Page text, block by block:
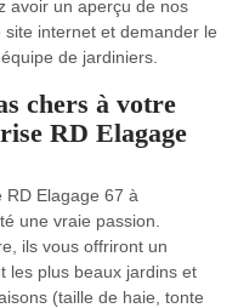
avoir un aperçu de nos
internet et demander le
de jardiniers.
chers à votre
RD Elagage
Elagage 67 à
une vraie passion.
ils vous offriront un
les plus beaux jardins et
(taille de haie, tonte